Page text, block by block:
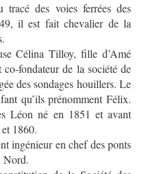
des voies ferrées des
il est fait chevalier de la
Célina Tilloy, fille d’Amé
fondateur de la société de
des sondages houillers. Le
qu’ils prénomment Félix.
Léon né en 1851 et avant
1860.
ingénieur en chef des ponts
Nord.